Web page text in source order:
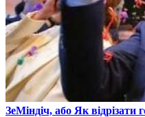
​ЗеМіндіч, або Як відрізати